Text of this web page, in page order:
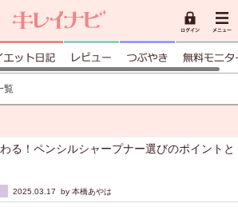
覧
る！ペンシルシャープナー選びのポイントと
2025.03.17 by 本橋あやは